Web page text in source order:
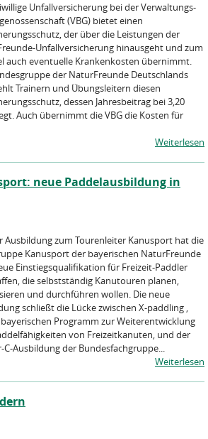
Unfallversicherung bei der Verwaltungs-
(VBG) bietet einen
der über die Leistungen der
Unfallversicherung hinausgeht und zum
auch eventuelle Krankenkosten übernimmt.
der NaturFreunde Deutschlands
Trainern und Übungsleitern diesen
dessen Jahresbeitrag bei 3,20
Auch übernimmt die VBG die Kosten für
Weiterlesen
neue Paddelausbildung in
Ausbildung zum Tourenleiter Kanusport hat die
Kanusport der bayerischen NaturFreunde
Einstiegsqualifikation für Freizeit-Paddler
die selbstständig Kanutouren planen,
und durchführen wollen. Die neue
schließt die Lücke zwischen X-paddling ,
Programm zur Weiterentwicklung
von Freizeitkanuten, und der
C-Ausbildung der Bundesfachgruppe...
Weiterlesen